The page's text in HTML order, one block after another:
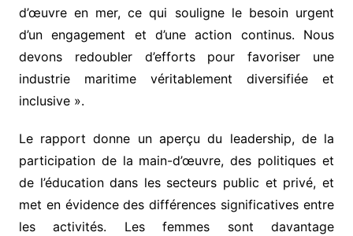
d’œuvre en mer, ce qui souligne le besoin urgent
d’un engagement et d’une action continus. Nous
devons redoubler d’efforts pour favoriser une
industrie maritime véritablement diversifiée et
inclusive ».
Le rapport donne un aperçu du leadership, de la
participation de la main-d’œuvre, des politiques et
de l’éducation dans les secteurs public et privé, et
met en évidence des différences significatives entre
les activités. Les femmes sont davantage